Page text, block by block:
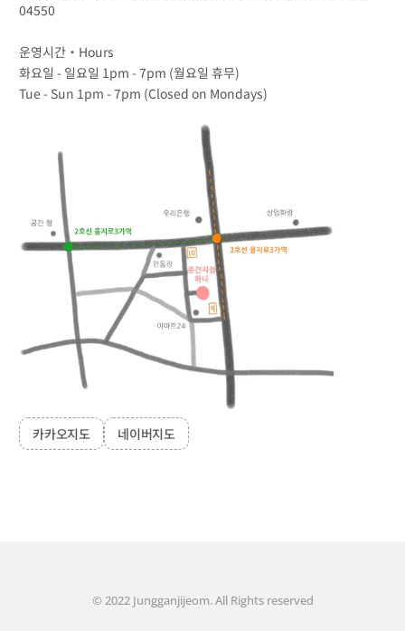
04550
운영시간・Hours
화요일 - 일요일 1pm - 7pm (월요일 휴무)
Tue - Sun 1pm - 7pm (Closed on Mondays)
카카오지도 네이버지도
© 2022 Jungganjijeom. All Rights reserved